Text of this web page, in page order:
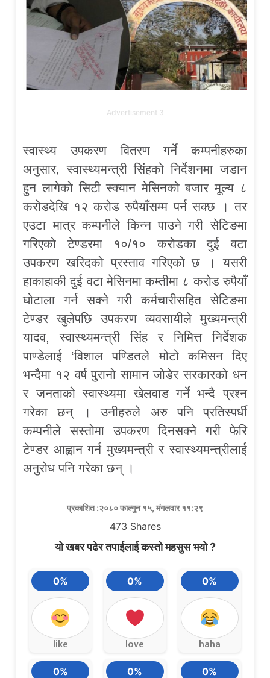
Advertisement 3
स्वास्थ्य उपकरण वितरण गर्ने कम्पनीहरुका
अनुसार, स्वास्थ्यमन्त्री सिंहको निर्देशनमा जडान
हुन लागेको सिटी स्क्यान मेसिनको बजार मूल्य ८
करोडदेखि १२ करोड रुपैयाँसम्म पर्न सक्छ । तर
एउटा मात्र कम्पनीले किन्न पाउने गरी सेटिङमा
गरिएको टेण्डरमा १०/१० करोडका दुई वटा
उपकरण खरिदको प्रस्ताव गरिएको छ । यसरी
हाकाहाकी दुई वटा मेसिनमा कम्तीमा ८ करोड रुपैयाँ
घोटाला गर्न सक्ने गरी कर्मचारीसहित सेटिङमा
टेण्डर खुलेपछि उपकरण व्यवसायीले मुख्यमन्त्री
यादव, स्वास्थ्यमन्त्री सिंह र निमित्त निर्देशक
पाण्डेलाई ‘विशाल पण्डितले मोटो कमिसन दिए
भन्दैमा १२ वर्ष पुरानो सामान जोडेर सरकारको धन
र जनताको स्वास्थ्यमा खेलवाड गर्ने भन्दै प्रश्न
गरेका छन् । उनीहरुले अरु पनि प्रतिस्पर्धी
कम्पनीले सस्तोमा उपकरण दिनसक्ने गरी फेरि
टेण्डर आह्वान गर्न मुख्यमन्त्री र स्वास्थ्यमन्त्रीलाई
अनुरोध पनि गरेका छन् ।
प्रकाशित :२०८० फाल्गुन १५, मंगलवार ११:२९
473 Shares
यो खबर पढेर तपाईलाई कस्तो महसुस भयो ?
0%
like
0%
love
0%
haha
0% 0% 0%